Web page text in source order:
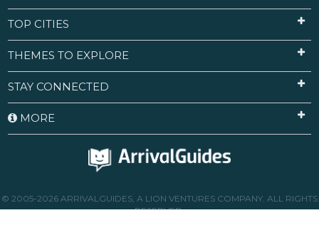
TOP CITIES
THEMES TO EXPLORE
STAY CONNECTED
MORE
© 2005-2026 ARRIVALGUIDES, A LION VENTURES COMPANY. ALL RIGHTS
RESERVED.